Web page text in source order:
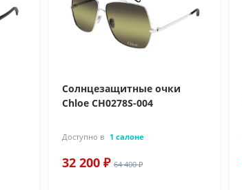
Солнцезащитные очки
Chloe CH0278S-004
Доступно в 1 салоне
32 200 ₽ 64 400 ₽